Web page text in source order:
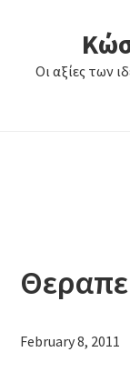
primaryΟι αξίες των
February 8, 2011